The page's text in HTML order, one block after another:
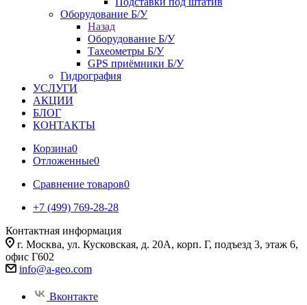
Оборудование Б/У
Назад
Оборудование Б/У
Тахеометры Б/У
GPS приёмники Б/У
Гидрография
УСЛУГИ
АКЦИИ
БЛОГ
КОНТАКТЫ
Корзина0
Отложенные0
Сравнение товаров0
+7 (499) 769-28-28
Контактная информация
г. Москва, ул. Кусковская, д. 20А, корп. Г, подъезд 3, этаж 6,
офис Г602
info@a-geo.com
Вконтакте